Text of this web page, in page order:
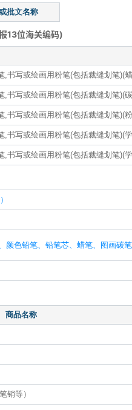
批文名称
13位海关编码)
,书写或绘画用粉笔(包括裁缝划笔)(
,书写或绘画用粉笔(包括裁缝划笔)(
,书写或绘画用粉笔(包括裁缝划笔)(
,书写或绘画用粉笔(包括裁缝划笔)(
,书写或绘画用粉笔(包括裁缝划笔)(
颜色铅笔、铅笔芯、蜡笔、图画碳
商品名称
销等）